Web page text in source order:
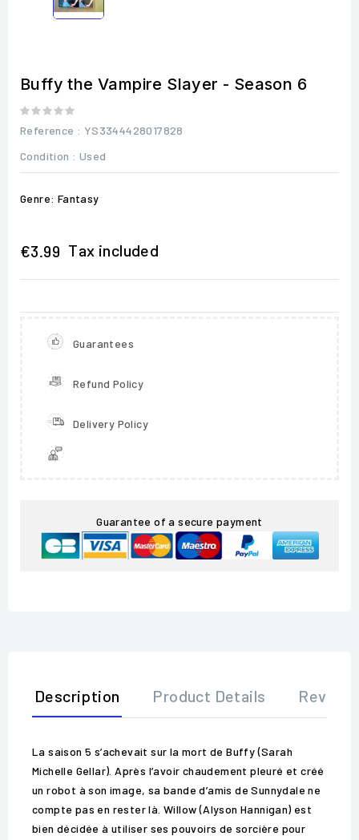
Buffy the Vampire Slayer - Season 6
Reference : YS3344428017828
Condition : Used
Genre: Fantasy
€3.99 Tax included
Guarantees
Refund Policy
Delivery Policy
Guarantee of a secure payment
Description Product Details
La saison 5 s’achevait sur la mort de Buffy (Sarah
Michelle Gellar). Après l’avoir chaudement pleuré et créé
un robot à son image, sa bande d’amis de Sunnydale ne
compte pas en rester là. Willow (Alyson Hannigan) est
bien décidée à utiliser ses pouvoirs de sorcière pour